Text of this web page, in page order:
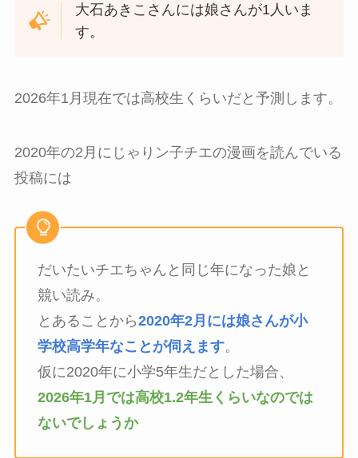
大石あきこさんには娘さんが1人いま
す。
2026年1月現在では高校生くらいだと予測します。
2020年の2月にじゃりン子チエの漫画を読んでいる
投稿には
だいたいチエちゃんと同じ年になった娘と
競い読み。
とあることから2020年2月には娘さんが小
学校高学年なことが伺えます。
仮に2020年に小学5年生だとした場合、
2026年1月では高校1.2年生くらいなのでは
ないでしょうか